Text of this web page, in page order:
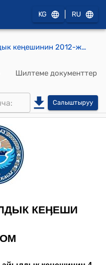
KG RU
Т.Кулатов айылдык кеңешинин 2012-жылдын 02-октябрындагы № 41-8 "Т.Кулатов айылдык округунун Таканай айылынын жамаатарынын арызы жөнүндө" токтому
Шилтеме документтер
Салыштыруу